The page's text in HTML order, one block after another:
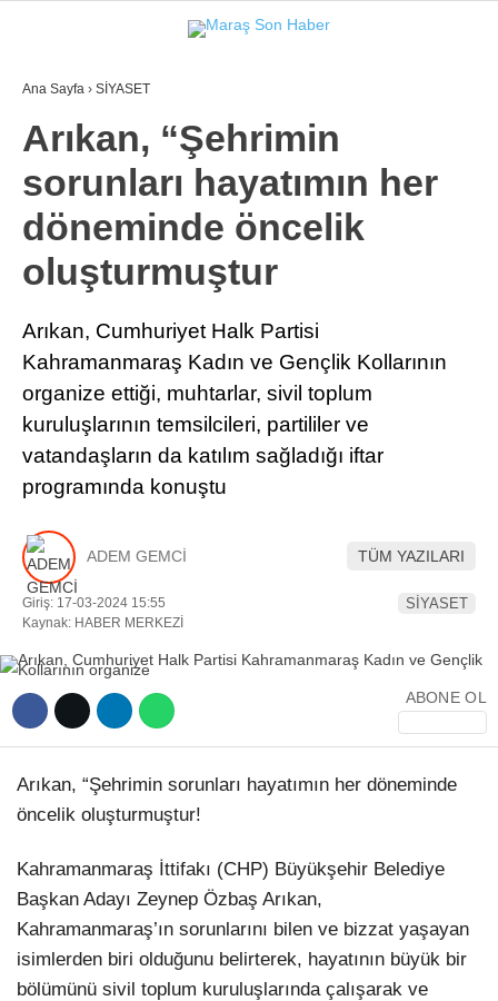
WhatsApp İhbar Hattı
Facebook
Youtube
GALERİ YAZARLAR
GÜNDEM
3. SAYFA
SPOR
EĞİTİM
KÜLTÜR SANAT
EKONOMİ
YAZARLAR
YEREL HABERLER
Ana Sayfa › SİYASET
Arıkan, “Şehrimin
sorunları hayatımın her
döneminde öncelik
oluşturmuştur
Arıkan, Cumhuriyet Halk Partisi
Kahramanmaraş Kadın ve Gençlik Kollarının
organize ettiği, muhtarlar, sivil toplum
kuruluşlarının temsilcileri, partililer ve
vatandaşların da katılım sağladığı iftar
programında konuştu
ADEM GEMCİ TÜM YAZILARI
Giriş: 17-03-2024 15:55
Kaynak: HABER MERKEZİ
SİYASET
ABONE OL
Arıkan, “Şehrimin sorunları hayatımın her döneminde
öncelik oluşturmuştur!
Kahramanmaraş İttifakı (CHP) Büyükşehir Belediye
Başkan Adayı Zeynep Özbaş Arıkan,
Kahramanmaraş’ın sorunlarını bilen ve bizzat yaşayan
isimlerden biri olduğunu belirterek, hayatının büyük bir
bölümünü sivil toplum kuruluşlarında çalışarak ve